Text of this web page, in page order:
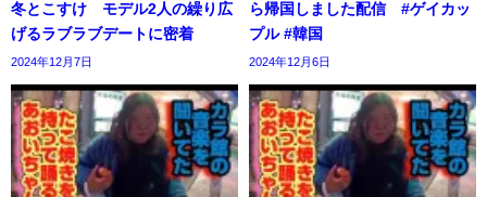
冬とこすけ モデル2人の繰り広
げるラブラブデートに密着
2024年12月7日
ら帰国しました配信 #ゲイカッ
プル #韓国
2024年12月6日